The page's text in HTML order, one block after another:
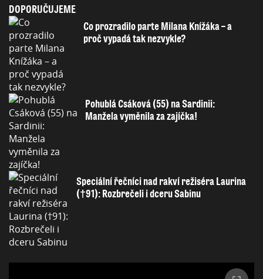
DOPORUČUJEME
Co prozradilo parte Milana Knížáka – a
proč vypadá tak nezvykle?
Pohublá Csáková (55) na Sardinii:
Manžela vyměnila za zajíčka!
Speciální řečníci nad rakví režiséra Laurina
(†91): Rozbrečeli i dceru Sabinu